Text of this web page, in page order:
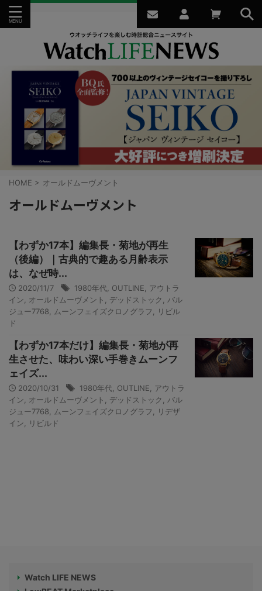
HOME > オールドムーヴメント
オールドムーヴメント
【わずか17本】編集長・菊地が再生
（後編）｜古典的で趣ある月齢表示
は、なぜ時...
2020/11/7 1980年代 OUTLINE
アウトラ
イン
オールドムーヴメント デッドストック
バル
ジュー7768
ムーンフェイズクロノグラフ
リビル
ド
【わずか17本だけ】編集長・菊地が再
生させた、味わい深い手巻きムーンフ
ェイズ...
2020/10/31 1980年代 OUTLINE
アウトラ
イン
オールドムーヴメント デッドストック
バル
ジュー7768
ムーンフェイズクロノグラフ
リデザ
イン
リビルド
Watch LIFE NEWS